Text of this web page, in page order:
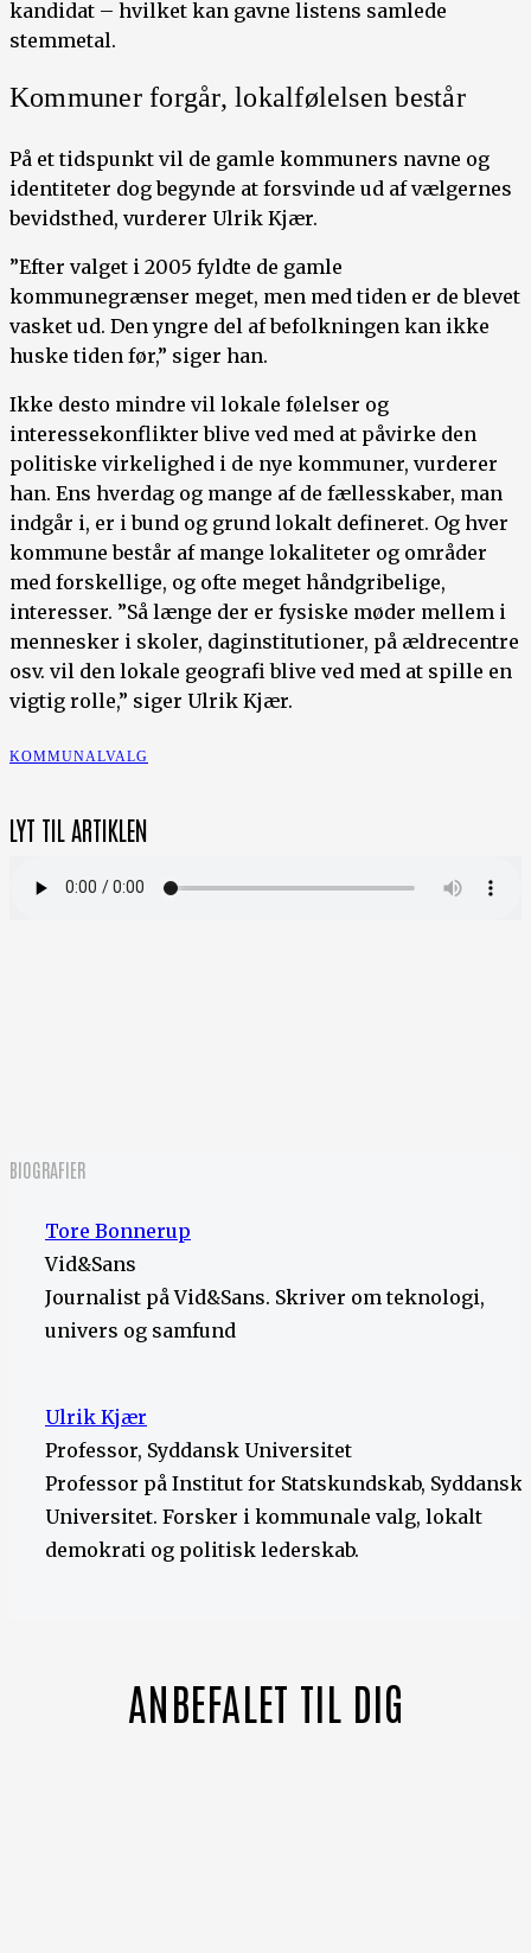
kandidat – hvilket kan gavne listens samlede
stemmetal.
Kommuner forgår, lokalfølelsen består
På et tidspunkt vil de gamle kommuners navne og
identiteter dog begynde at forsvinde ud af vælgernes
bevidsthed, vurderer Ulrik Kjær.
”Efter valget i 2005 fyldte de gamle
kommunegrænser meget, men med tiden er de blevet
vasket ud. Den yngre del af befolkningen kan ikke
huske tiden før,” siger han.
Ikke desto mindre vil lokale følelser og
interessekonflikter blive ved med at påvirke den
politiske virkelighed i de nye kommuner, vurderer
han. Ens hverdag og mange af de fællesskaber, man
indgår i, er i bund og grund lokalt defineret. Og hver
kommune består af mange lokaliteter og områder
med forskellige, og ofte meget håndgribelige,
interesser. ”Så længe der er fysiske møder mellem i
mennesker i skoler, daginstitutioner, på ældrecentre
osv. vil den lokale geografi blive ved med at spille en
vigtig rolle,” siger Ulrik Kjær.
KOMMUNALVALG
LYT TIL ARTIKLEN
BIOGRAFIER
Tore Bonnerup
Vid&Sans
Journalist på Vid&Sans. Skriver om teknologi,
univers og samfund
Ulrik Kjær
Professor, Syddansk Universitet
Professor på Institut for Statskundskab, Syddansk
Universitet. Forsker i kommunale valg, lokalt
demokrati og politisk lederskab.
ANBEFALET TIL DIG